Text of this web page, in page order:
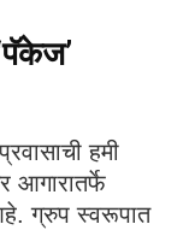
हमी
आगारातर्फे
ग्रुप स्वरूपात